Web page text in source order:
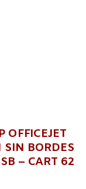
BORDES
– CART 62